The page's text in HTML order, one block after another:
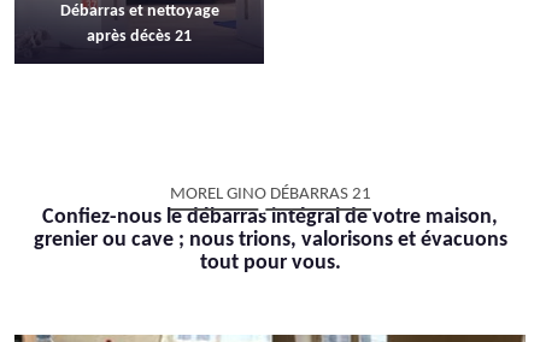
Débarras et nettoyage
après décès 21
MOREL GINO DÉBARRAS 21
Confiez-nous le débarras intégral de votre maison,
grenier ou cave ; nous trions, valorisons et évacuons
tout pour vous.